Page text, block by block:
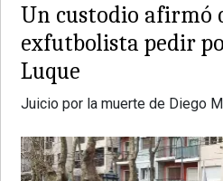
Un custodio afirmó
exfutbolista pedir
Luque
Juicio por la muerte de Diego